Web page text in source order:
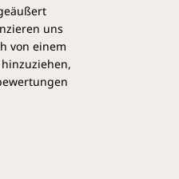
uns
von einem